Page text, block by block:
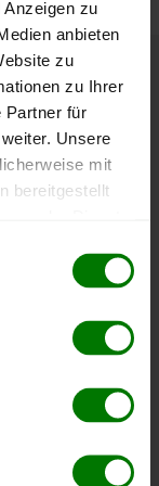
zu
anbieten
zu
zu Ihrer
Partner für
Unsere
mit
bereitgestellt
der
der
Tiefststand
10.08.2026